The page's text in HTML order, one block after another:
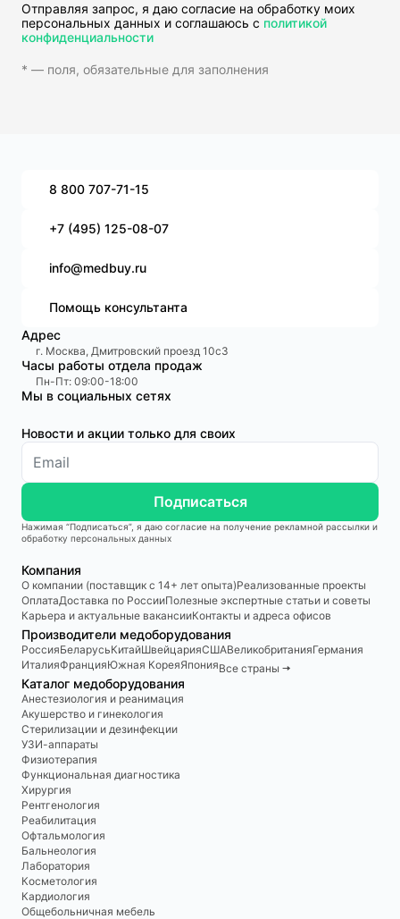
Отправляя запрос, я даю согласие на обработку моих
персональных данных и соглашаюсь с политикой
конфиденциальности
* — поля, обязательные для заполнения
8 800 707-71-15
+7 (495) 125-08-07
info@medbuy.ru
Помощь консультанта
Адрес
г. Москва, Дмитровский проезд 10с3
Часы работы отдела продаж
Пн-Пт: 09:00-18:00
Мы в социальных сетях
Новости и акции только для своих
Подписаться
Нажимая “Подписаться”, я даю согласие на получение рекламной рассылки и
обработку персональных данных
Компания
О компании (поставщик с 14+ лет опыта)Реализованные проекты
ОплатаДоставка по РоссииПолезные экспертные статьи и советы
Карьера и актуальные вакансииКонтакты и адреса офисов
Производители медоборудования
РоссияБеларусьКитайШвейцарияСШАВеликобританияГермания
ИталияФранцияЮжная КореяЯпонияВсе страны 🠆
Каталог медоборудования
Анестезиология и реанимация
Акушерство и гинекология
Стерилизации и дезинфекции
УЗИ-аппараты
Физиотерапия
Функциональная диагностика
Хирургия
Рентгенология
Реабилитация
Офтальмология
Бальнеология
Лаборатория
Косметология
Кардиология
Общебольничная мебель